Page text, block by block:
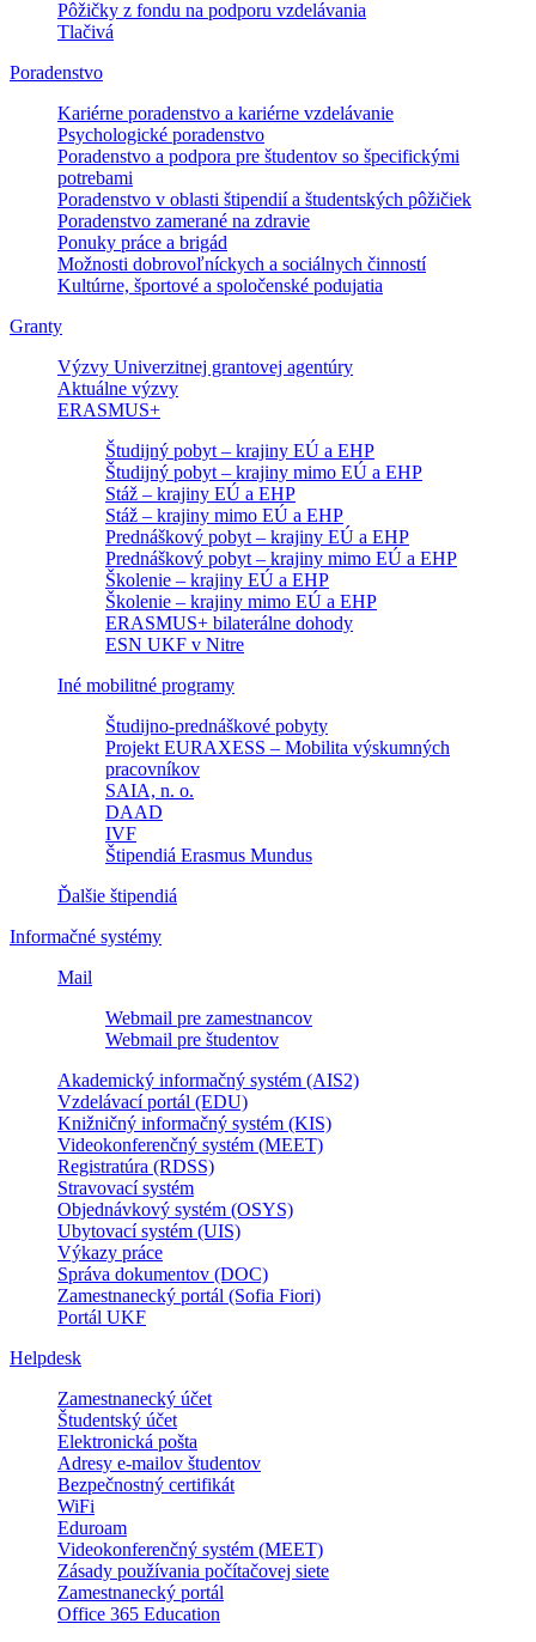
Pôžičky z fondu na podporu vzdelávania
Tlačivá
Poradenstvo
Kariérne poradenstvo a kariérne vzdelávanie
Psychologické poradenstvo
Poradenstvo a podpora pre študentov so špecifickými
potrebami
Poradenstvo v oblasti štipendií a študentských pôžičiek
Poradenstvo zamerané na zdravie
Ponuky práce a brigád
Možnosti dobrovoľníckych a sociálnych činností
Kultúrne, športové a spoločenské podujatia
Granty
Výzvy Univerzitnej grantovej agentúry
Aktuálne výzvy
ERASMUS+
Študijný pobyt – krajiny EÚ a EHP
Študijný pobyt – krajiny mimo EÚ a EHP
Stáž – krajiny EÚ a EHP
Stáž – krajiny mimo EÚ a EHP
Prednáškový pobyt – krajiny EÚ a EHP
Prednáškový pobyt – krajiny mimo EÚ a EHP
Školenie – krajiny EÚ a EHP
Školenie – krajiny mimo EÚ a EHP
ERASMUS+ bilaterálne dohody
ESN UKF v Nitre
Iné mobilitné programy
Študijno-prednáškové pobyty
Projekt EURAXESS – Mobilita výskumných
pracovníkov
SAIA, n. o.
DAAD
IVF
Štipendiá Erasmus Mundus
Ďalšie štipendiá
Informačné systémy
Mail
Webmail pre zamestnancov
Webmail pre študentov
Akademický informačný systém (AIS2)
Vzdelávací portál (EDU)
Knižničný informačný systém (KIS)
Videokonferenčný systém (MEET)
Registratúra (RDSS)
Stravovací systém
Objednávkový systém (OSYS)
Ubytovací systém (UIS)
Výkazy práce
Správa dokumentov (DOC)
Zamestnanecký portál (Sofia Fiori)
Portál UKF
Helpdesk
Zamestnanecký účet
Študentský účet
Elektronická pošta
Adresy e-mailov študentov
Bezpečnostný certifikát
WiFi
Eduroam
Videokonferenčný systém (MEET)
Zásady používania počítačovej siete
Zamestnanecký portál
Office 365 Education